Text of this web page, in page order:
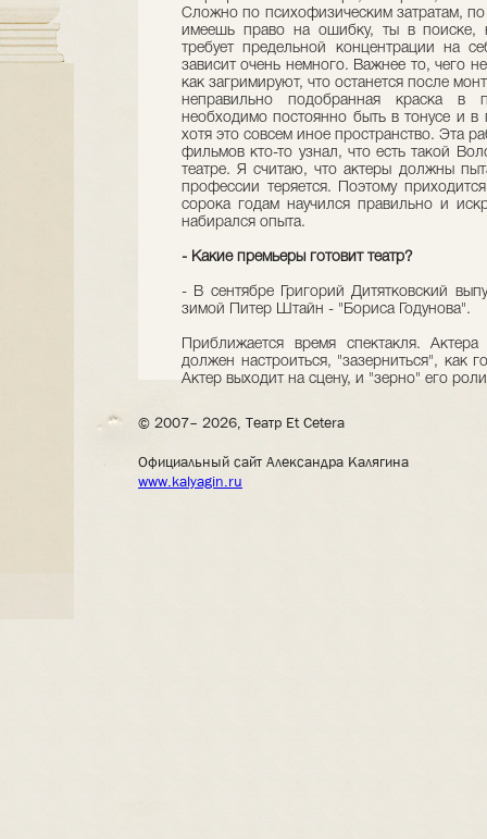
Сложно по психофизическим затратам, по
имеешь право на ошибку, ты в поиске,
требует предельной концентрации на
зависит очень немного. Важнее то, чего
как загримируют, что останется после
неправильно подобранная краска в
необходимо постоянно быть в тонусе и в
хотя это совсем иное пространство. Эта
фильмов кто-то узнал, что есть такой
театре. Я считаю, что актеры должны
профессии теряется. Поэтому
сорока годам научился правильно и
набирался опыта.
- Какие премьеры готовит театр?
- В сентябре Григорий Дитятковский
зимой Питер Штайн - "Бориса Годунова".
Приближается время спектакля.
должен настроиться, "зазерниться", как
Актер выходит на сцену, и "зерно" его
© 2007– 2026, Театр Et Cetera
Официальный сайт Александра Калягина
www.kalyagin.ru